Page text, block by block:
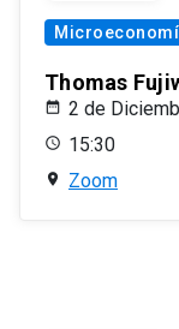
Thomas
2 de
15:30
Zoom